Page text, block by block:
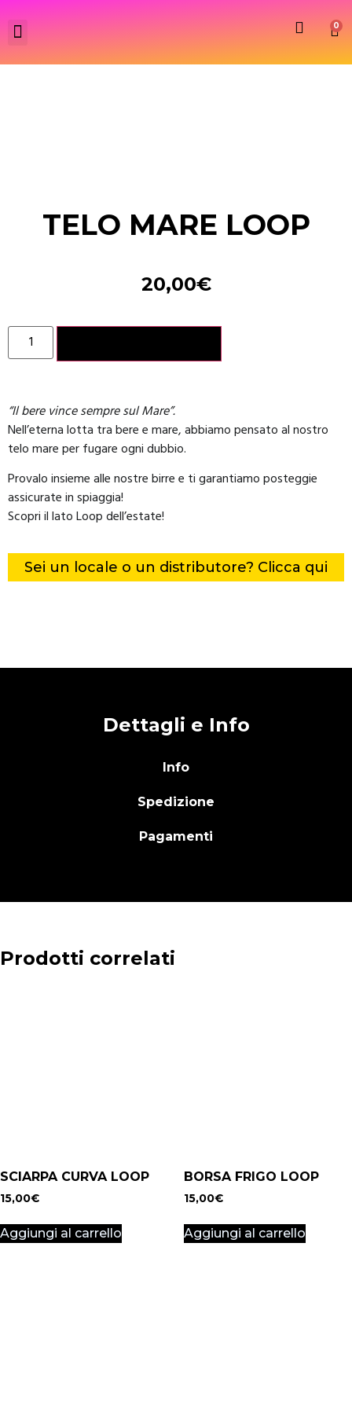
0
TELO MARE LOOP
20,00€
“Il bere vince sempre sul Mare”.
Nell’eterna lotta tra bere e mare, abbiamo pensato al nostro
telo mare per fugare ogni dubbio.
Provalo insieme alle nostre birre e ti garantiamo posteggie
assicurate in spiaggia!
Scopri il lato Loop dell’estate!
Sei un locale o un distributore? Clicca qui
Dettagli e Info
Info
Spedizione
Pagamenti
Prodotti correlati
SCIARPA CURVA LOOP
15,00€
Aggiungi al carrello
BORSA FRIGO LOOP
15,00€
Aggiungi al carrello